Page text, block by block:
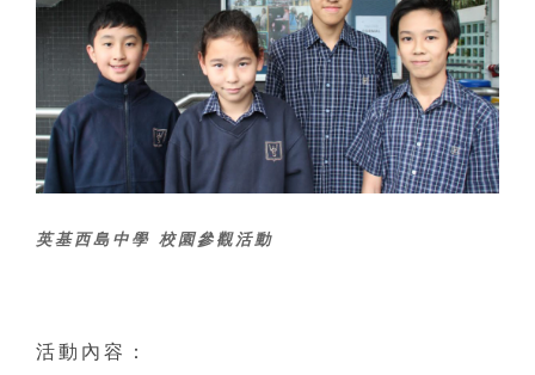
英基西島中學 校園參觀活動
活動內容：